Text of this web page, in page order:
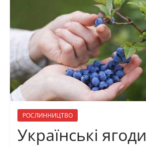
РОСЛИННИЦТВО
Українські ягоди